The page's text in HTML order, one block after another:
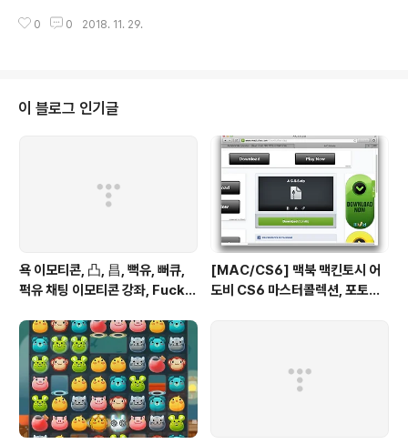
가 유료프로그램을 많이 썻는데,애플에선 가라지밴드가 무
기 귀찮아서 일단 종료
0 0 2018. 11. 29.
이 블로그 인기글
욕 이모티콘, 凸, 昌, 뻑유, 뻐큐,
퍽유 채팅 이모티콘 강좌, Fuck Y
[MAC/CS6] 맥북 맥킨토시 어
도비 CS6 마스터콜렉션, 포토샵